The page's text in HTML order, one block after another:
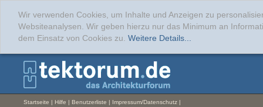
Wir verwenden Cookies, um Inhalte und Anzeigen zu
Websiteanalysen. Wir geben hierzu nur das Minimum an
dem Einsatz von Cookies zu. Weitere Details...
Startseite | Hilfe | Benutzerliste | Impressum/Datenschutz |